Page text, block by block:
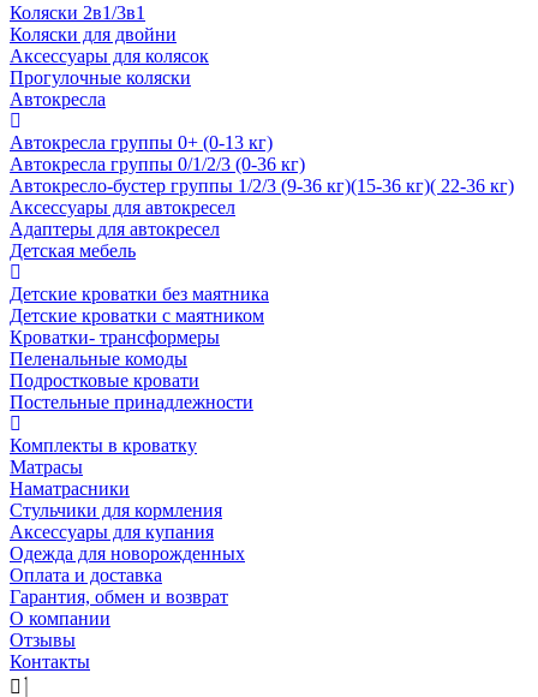
Коляски 2в1/3в1
Коляски для двойни
Аксессуары для колясок
Прогулочные коляски
Автокресла
Автокресла группы 0+ (0-13 кг)
Автокресла группы 0/1/2/3 (0-36 кг)
Автокресло-бустер группы 1/2/3 (9-36 кг)(15-36 кг)( 22-36 кг)
Аксессуары для автокресел
Адаптеры для автокресел
Детская мебель
Детские кроватки без маятника
Детские кроватки с маятником
Кроватки- трансформеры
Пеленальные комоды
Подростковые кровати
Постельные принадлежности
Комплекты в кроватку
Матрасы
Наматрасники
Стульчики для кормления
Аксессуары для купания
Одежда для новорожденных
Оплата и доставка
Гарантия, обмен и возврат
О компании
Отзывы
Контакты